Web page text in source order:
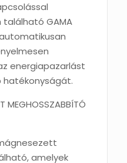
található GAMA
energiapazarlást
hatékonyságát.
MEGHOSSZABBÍTÓ
amelyek